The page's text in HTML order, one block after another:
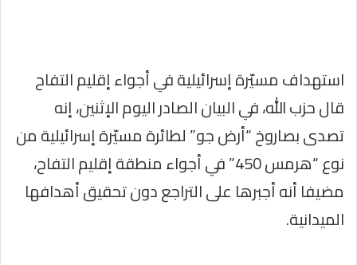
استهداف مسيّرة إسرائيلية في أجواء إقليم التفاح
قال حزب الله، في البيان الصادر اليوم الإثنين، إنه
تصدى بصاروخ “أرض جو” لطائرة مسيّرة إسرائيلية من
نوع “هرمس 450” في أجواء منطقة إقليم التفاح،
مضيفا أنه أجبرها على التراجع دون تحقيق أهدافها
الميدانية.